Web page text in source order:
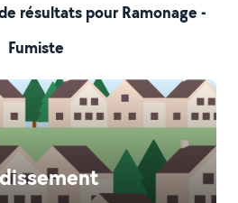
résultats pour Ramonage -
Fumiste